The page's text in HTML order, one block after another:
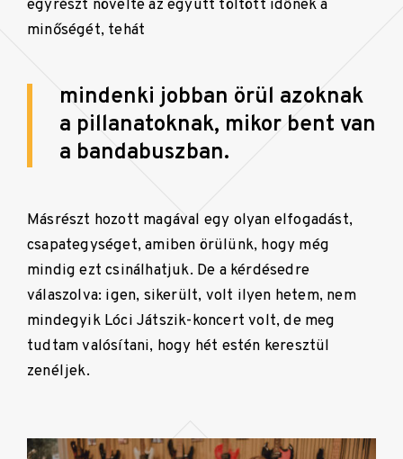
egyrészt növelte az együtt töltött időnek a
minőségét, tehát
mindenki jobban örül azoknak
a pillanatoknak, mikor bent van
a bandabuszban.
Másrészt hozott magával egy olyan elfogadást,
csapategységet, amiben örülünk, hogy még
mindig ezt csinálhatjuk. De a kérdésedre
válaszolva: igen, sikerült, volt ilyen hetem, nem
mindegyik Lóci Játszik-koncert volt, de meg
tudtam valósítani, hogy hét estén keresztül
zenéljek.